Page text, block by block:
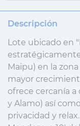
Descripción
Lote ubicado en
Maipu) en la
mayor
ofrece cercanía
y Alamo) así
privacidad y